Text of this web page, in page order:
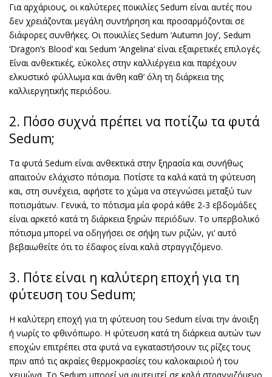
Για αρχάριους, οι καλύτερες ποικιλίες Sedum είναι αυτές που
δεν χρειάζονται μεγάλη συντήρηση και προσαρμόζονται σε
διάφορες συνθήκες. Οι ποικιλίες Sedum ‘Autumn Joy’, Sedum
‘Dragon’s Blood’ και Sedum ‘Angelina’ είναι εξαιρετικές επιλογές.
Είναι ανθεκτικές, εύκολες στην καλλιέργεια και παρέχουν
ελκυστικό φύλλωμα και άνθη καθ’ όλη τη διάρκεια της
καλλιεργητικής περιόδου.
2. Πόσο συχνά πρέπει να ποτίζω τα φυτά
Sedum;
Τα φυτά Sedum είναι ανθεκτικά στην ξηρασία και συνήθως
απαιτούν ελάχιστο πότισμα. Ποτίστε τα καλά κατά τη φύτευση
και, στη συνέχεια, αφήστε το χώμα να στεγνώσει μεταξύ των
ποτισμάτων. Γενικά, το πότισμα μία φορά κάθε 2-3 εβδομάδες
είναι αρκετό κατά τη διάρκεια ξηρών περιόδων. Το υπερβολικό
πότισμα μπορεί να οδηγήσει σε σήψη των ριζών, γι’ αυτό
βεβαιωθείτε ότι το έδαφος είναι καλά στραγγιζόμενο.
3. Πότε είναι η καλύτερη εποχή για τη
φύτευση του Sedum;
Η καλύτερη εποχή για τη φύτευση του Sedum είναι την άνοιξη
ή νωρίς το φθινόπωρο. Η φύτευση κατά τη διάρκεια αυτών των
εποχών επιτρέπει στα φυτά να εγκαταστήσουν τις ρίζες τους
πριν από τις ακραίες θερμοκρασίες του καλοκαιριού ή του